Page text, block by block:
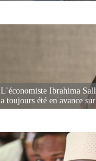
L’économiste Ibrahima
a toujours été en avance